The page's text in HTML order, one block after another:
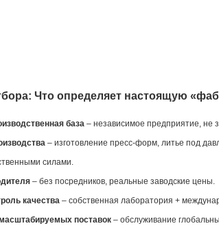
Что определяет настоящую
база – независимое предприятие, не
– изготовление пресс-форм, литье под
силами.
– без посредников, реальные заводские цены.
качества – собственная лаборатория +
поставок– обслуживание